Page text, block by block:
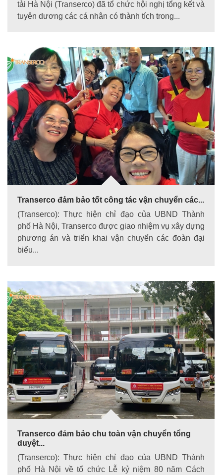
tải Hà Nội (Transerco) đã tổ chức hội nghị tổng kết và
tuyên dương các cá nhân có thành tích trong...
Transerco đảm bảo tốt công tác vận chuyển các...
(Transerco): Thực hiện chỉ đạo của UBND Thành
phố Hà Nội, Transerco được giao nhiệm vụ xây dựng
phương án và triển khai vận chuyển các đoàn đại
biểu...
Transerco đảm bảo chu toàn vận chuyển tổng
duyệt...
(Transerco): Thực hiện chỉ đạo của UBND Thành
phố Hà Nội về tổ chức Lễ kỷ niệm 80 năm Cách